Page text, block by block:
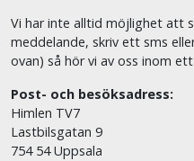
Vi har inte alltid möjlighet att
meddelande, skriv ett sms
ovan) så hör vi av oss inom
Post- och besöksadress:
Himlen TV7
Lastbilsgatan 9
754 54 Uppsala